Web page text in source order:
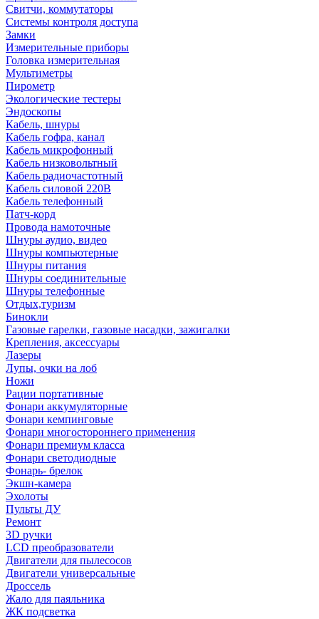
Свитчи, коммутаторы
Системы контроля доступа
Замки
Измерительные приборы
Головка измерительная
Мультиметры
Пирометр
Экологические тестеры
Эндоскопы
Кабель, шнуры
Кабель гофра, канал
Кабель микрофонный
Кабель низковольтный
Кабель радиочастотный
Кабель силовой 220В
Кабель телефонный
Патч-корд
Провода намоточные
Шнуры аудио, видео
Шнуры компьютерные
Шнуры питания
Шнуры соединительные
Шнуры телефонные
Отдых,туризм
Бинокли
Газовые гарелки, газовые насадки, зажигалки
Крепления, аксессуары
Лазеры
Лупы, очки на лоб
Ножи
Рации портативные
Фонари аккумуляторные
Фонари кемпинговые
Фонари многостороннего применения
Фонари премиум класса
Фонари светодиодные
Фонарь- брелок
Экшн-камера
Эхолоты
Пульты ДУ
Ремонт
3D ручки
LCD преобразователи
Двигатели для пылесосов
Двигатели универсальные
Дроссель
Жало для паяльника
ЖК подсветка